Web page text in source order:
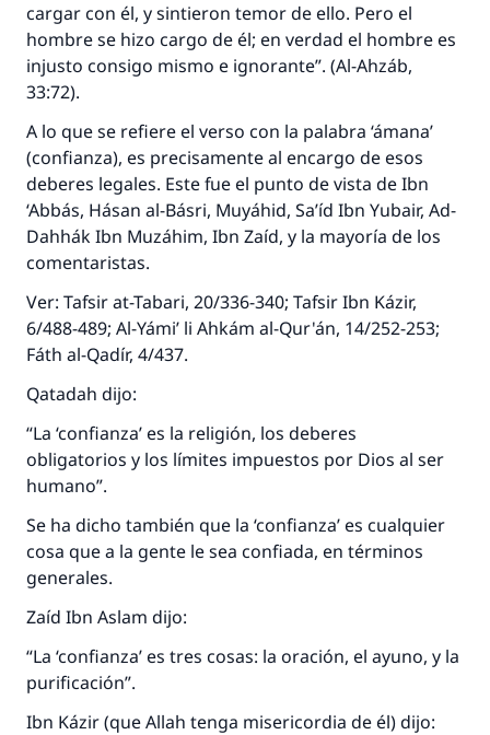
cargar con él, y sintieron temor de ello. Pero el
hombre se hizo cargo de él; en verdad el hombre es
injusto consigo mismo e ignorante”. (Al-Ahzáb,
33:72).
A lo que se refiere el verso con la palabra ‘ámana’
(confianza), es precisamente al encargo de esos
deberes legales. Este fue el punto de vista de Ibn
‘Abbás, Hásan al-Básri, Muyáhid, Sa’íd Ibn Yubair, Ad-
Dahhák Ibn Muzáhim, Ibn Zaíd, y la mayoría de los
comentaristas.
Ver: Tafsir at-Tabari, 20/336-340; Tafsir Ibn Kázir,
6/488-489; Al-Yámi’ li Ahkám al-Qur'án, 14/252-253;
Fáth al-Qadír, 4/437.
Qatadah dijo:
“La ‘confianza’ es la religión, los deberes
obligatorios y los límites impuestos por Dios al ser
humano”.
Se ha dicho también que la ‘confianza’ es cualquier
cosa que a la gente le sea confiada, en términos
generales.
Zaíd Ibn Aslam dijo:
“La ‘confianza’ es tres cosas: la oración, el ayuno, y la
purificación”.
Ibn Kázir (que Allah tenga misericordia de él) dijo: